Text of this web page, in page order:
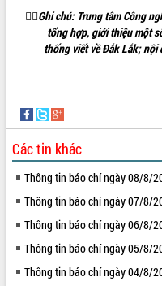
trong thương mại điện tử năm 2026
Đoàn đại biểu Quốc hội tỉnh Đắk Lắk
trao đổi thông tin trước Kỳ họp thứ
thông nguồn lực phát triển
Nâng cao hiệu lực, hiệu quả HĐND
tỉnh thông qua hiện đại hóa hành
Xã Ea Phê gắn cải cách hành chính
chuyển đổi số
Phó Chủ tịch Thường trực UBND tỉnh
Hồ Thị Nguyên Thảo làm việc tại
tâm Phục vụ hành chính công xã Ea
Phê
Xây dựng nền hành chính số đồng
Ghi chú: Trung tâm Công
tổng hợp, giới thiệu một
thống viết về Đắk Lắk; nội
Các tin khác
Thông tin báo chí ngày 08/8/
Thông tin báo chí ngày 07/8/
Thông tin báo chí ngày 06/8/
Thông tin báo chí ngày 05/8/
Thông tin báo chí ngày 04/8/